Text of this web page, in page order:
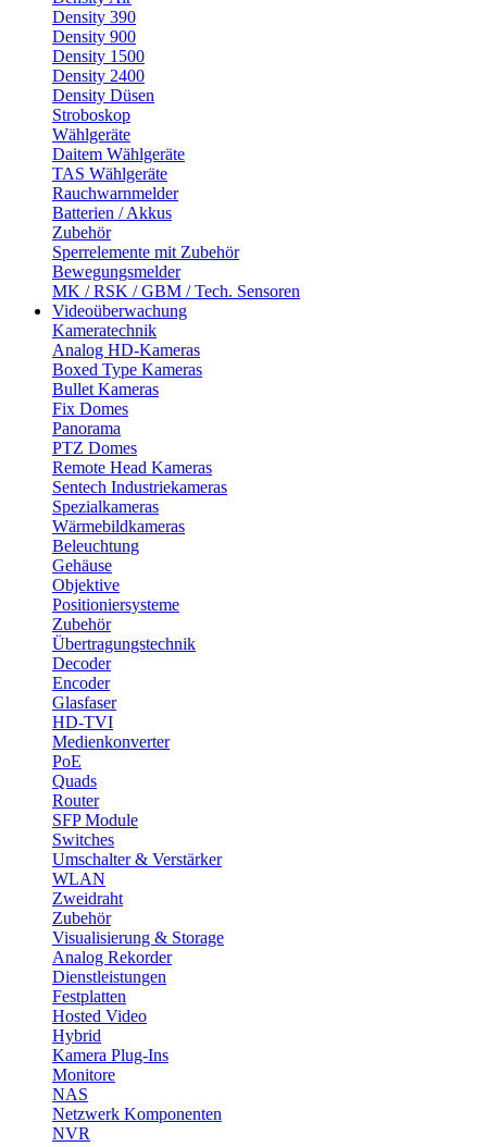
Density 390
Density 900
Density 1500
Density 2400
Density Düsen
Stroboskop
Wählgeräte
Daitem Wählgeräte
TAS Wählgeräte
Rauchwarnmelder
Batterien / Akkus
Zubehör
Sperrelemente mit Zubehör
Bewegungsmelder
MK / RSK / GBM / Tech. Sensoren
Videoüberwachung
Kameratechnik
Analog HD-Kameras
Boxed Type Kameras
Bullet Kameras
Fix Domes
Panorama
PTZ Domes
Remote Head Kameras
Sentech Industriekameras
Spezialkameras
Wärmebildkameras
Beleuchtung
Gehäuse
Objektive
Positioniersysteme
Zubehör
Übertragungstechnik
Decoder
Encoder
Glasfaser
HD-TVI
Medienkonverter
PoE
Quads
Router
SFP Module
Switches
Umschalter & Verstärker
WLAN
Zweidraht
Zubehör
Visualisierung & Storage
Analog Rekorder
Dienstleistungen
Festplatten
Hosted Video
Hybrid
Kamera Plug-Ins
Monitore
NAS
Netzwerk Komponenten
NVR